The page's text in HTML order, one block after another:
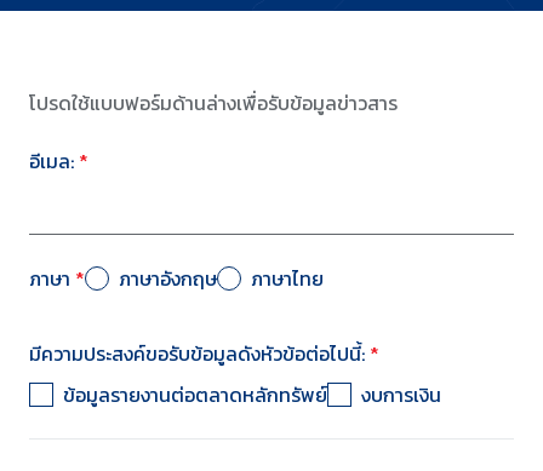
โปรดใช้แบบฟอร์มด้านล่างเพื่อรับข้อมูลข่าวสาร
อีเมล: *
ภาษา * ภาษาอังกฤษ ภาษาไทย
มีความประสงค์ขอรับข้อมูลดังหัวข้อต่อไปนี้: *
ข้อมูลรายงานต่อตลาดหลักทรัพย์
งบการเงิน